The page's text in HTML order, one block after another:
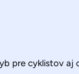
pre cyklistov aj